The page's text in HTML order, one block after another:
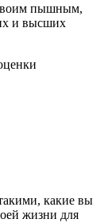
пышным,
и высших
какие вы
жизни для